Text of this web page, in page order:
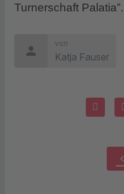
Turnerschaft Palatia”.
person
von
Katja Fauser
chevron_left